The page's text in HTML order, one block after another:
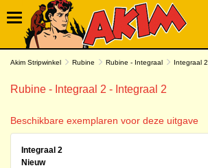
Akim Stripwinkel Rubine Rubine - Integraal Integraal 2
Rubine - Integraal 2 - Integraal 2
Beschikbare exemplaren voor deze uitgave
Integraal 2
Nieuw